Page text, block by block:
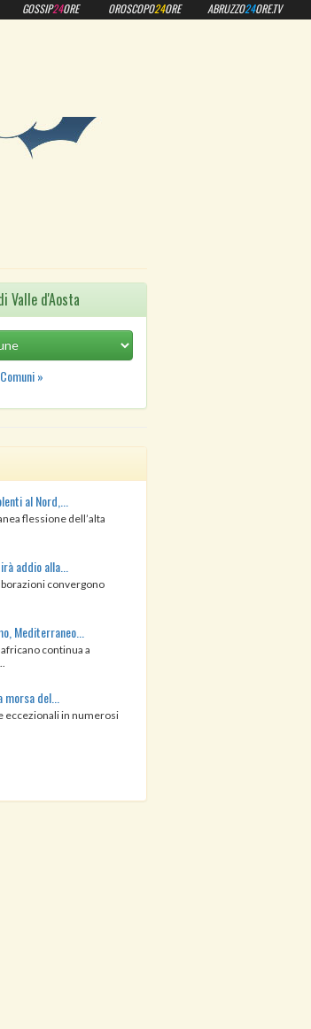
Valle d'Aosta
»
al Nord,...
flessione dell’alta
addio alla...
convergono
Mediterraneo...
continua a
del...
eccezionali in numerosi
GOSSIP24ORE OROSCOPO24ORE ABRUZZO24ORE.TV